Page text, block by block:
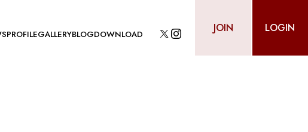
PROFILEGALLERYBLOGDOWNLOAD JOIN LOGIN